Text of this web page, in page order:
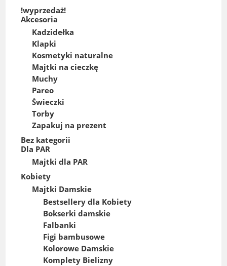
!wyprzedaż!
Akcesoria
Kadzidełka
Klapki
Kosmetyki naturalne
Majtki na cieczkę
Muchy
Pareo
Świeczki
Torby
Zapakuj na prezent
Bez kategorii
Dla PAR
Majtki dla PAR
Kobiety
Majtki Damskie
Bestsellery dla Kobiety
Bokserki damskie
Falbanki
Figi bambusowe
Kolorowe Damskie
Komplety Bielizny